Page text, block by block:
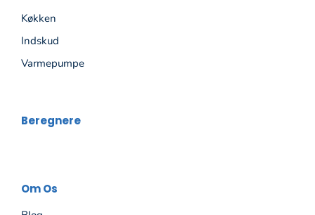
Køkken
Indskud
Varmepumpe
Beregnere
Om Os